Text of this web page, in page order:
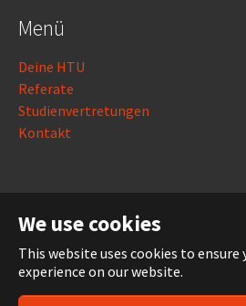
We use cookies
This website uses cookies to
experience on our website.
Menü
Deine HTU
Referate
Studienvertretungen
Kontakt
Impressum
Datenschutz